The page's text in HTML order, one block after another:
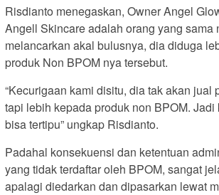
Risdianto menegaskan, Owner Angel
Angell Skincare adalah orang yang sama
melancarkan akal bulusnya, dia diduga
produk Non BPOM nya tersebut.
“Kecurigaan kami disitu, dia tak akan jual
tapi lebih kepada produk non BPOM.
bisa tertipu” ungkap Risdianto.
Padahal konsekuensi dan ketentuan
yang tidak terdaftar oleh BPOM, sangat
apalagi diedarkan dan dipasarkan lewat